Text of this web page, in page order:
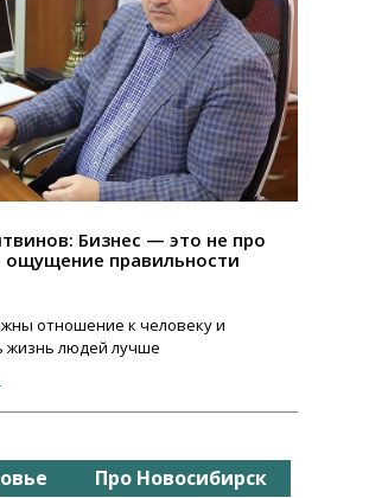
Бизнес — это не про
ощущение правильности
отношение к человеку и
жизнь людей лучше
Про Новосибирск